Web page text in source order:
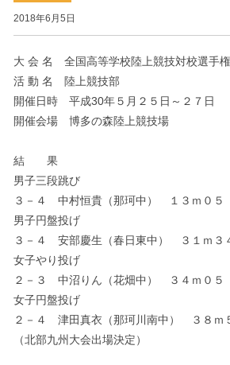
2018年6月5日
大 会 名 全国高等学校陸上競技対校選手
活 動 名 陸上競技部
開催日時 平成30年５月２５日～２７日
開催会場 博多の森陸上競技場
結 果
男子三段跳び
３－４ 中村恒貴（那珂中） １３ｍ０
男子円盤投げ
３－４ 安部慶生（春日東中） ３１ｍ
女子やり投げ
２－３ 中沼りん（花畑中） ３４ｍ０
女子円盤投げ
２－４ 津田真衣（那珂川南中） ３８
（北部九州大会出場決定）